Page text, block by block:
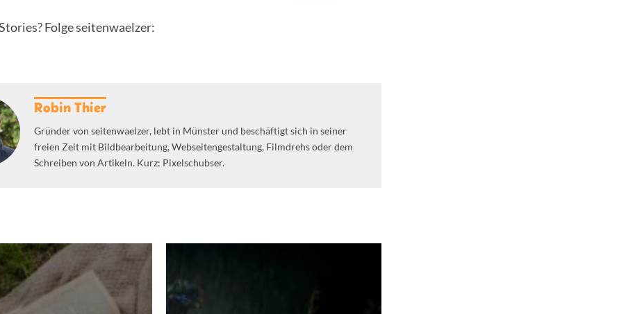
Folge seitenwaelzer:
Robin Thier
Gründer von seitenwaelzer, lebt in Münster und beschäftigt sich in seiner
freien Zeit mit Bildbearbeitung, Webseitengestaltung, Filmdrehs oder dem
Schreiben von Artikeln. Kurz: Pixelschubser.